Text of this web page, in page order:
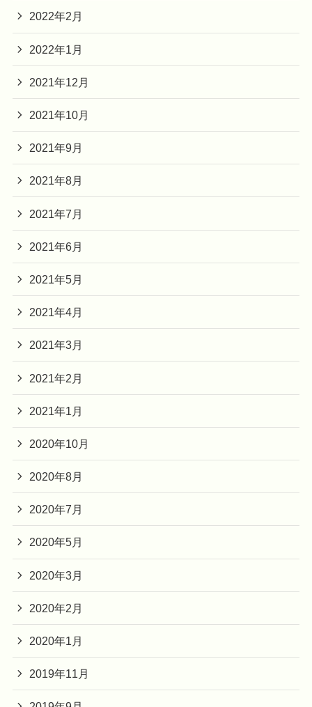
2022年2月
2022年1月
2021年12月
2021年10月
2021年9月
2021年8月
2021年7月
2021年6月
2021年5月
2021年4月
2021年3月
2021年2月
2021年1月
2020年10月
2020年8月
2020年7月
2020年5月
2020年3月
2020年2月
2020年1月
2019年11月